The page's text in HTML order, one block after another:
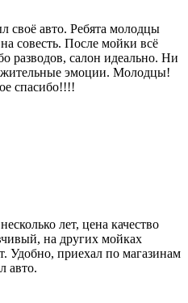
своё авто. Ребята молодцы
совесть. После мойки всё
разводов, салон идеально. Ни
эмоции. Молодцы!
спасибо!!!!
лет, цена качество
на других мойках
Удобно, приехал по магазинам
авто.